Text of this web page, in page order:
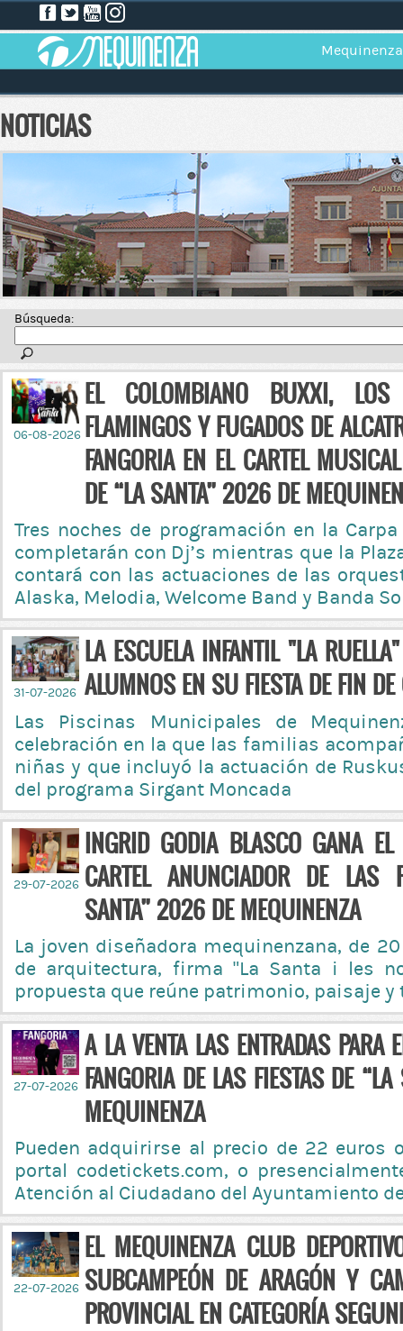
Mequinenza
NOTICIAS
Búsqueda:
EL COLOMBIANO BUXXI, LOS
FLAMINGOS Y FUGADOS DE
FANGORIA EN EL CARTEL
DE “LA SANTA” 2026 DE
06-08-2026
Tres noches de programación en la
completarán con Dj’s mientras que la
contará con las actuaciones de las
Alaska, Melodia, Welcome Band y Banda
LA ESCUELA INFANTIL "LA
ALUMNOS EN SU FIESTA DE FIN
31-07-2026
Las Piscinas Municipales de
celebración en la que las familias
niñas y que incluyó la actuación de
del programa Sirgant Moncada
INGRID GODIA BLASCO GANA EL
CARTEL ANUNCIADOR DE LAS
SANTA” 2026 DE MEQUINENZA
29-07-2026
La joven diseñadora mequinenzana, de
de arquitectura, firma “La Santa i les
propuesta que reúne patrimonio, paisaje
A LA VENTA LAS ENTRADAS PARA
FANGORIA DE LAS FIESTAS DE
MEQUINENZA
27-07-2026
Pueden adquirirse al precio de 22 euros
portal codetickets.com, o
Atención al Ciudadano del Ayuntamiento
EL MEQUINENZA CLUB
SUBCAMPEÓN DE ARAGÓN Y
PROVINCIAL EN CATEGORÍA
22-07-2026